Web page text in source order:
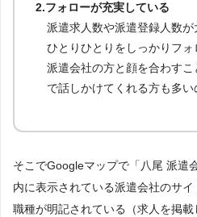
2.フォローが充実している
派遣求人数や派遣登録人数が
ひとりひとりをしっかりフォ
派遣会社の方と顔を合わす
で話しかけてくれる方も多い
そこでGoogleマップで「八尾 派遣
内に表示されている派遣会社のサ
職種が明記されている（求人を掲